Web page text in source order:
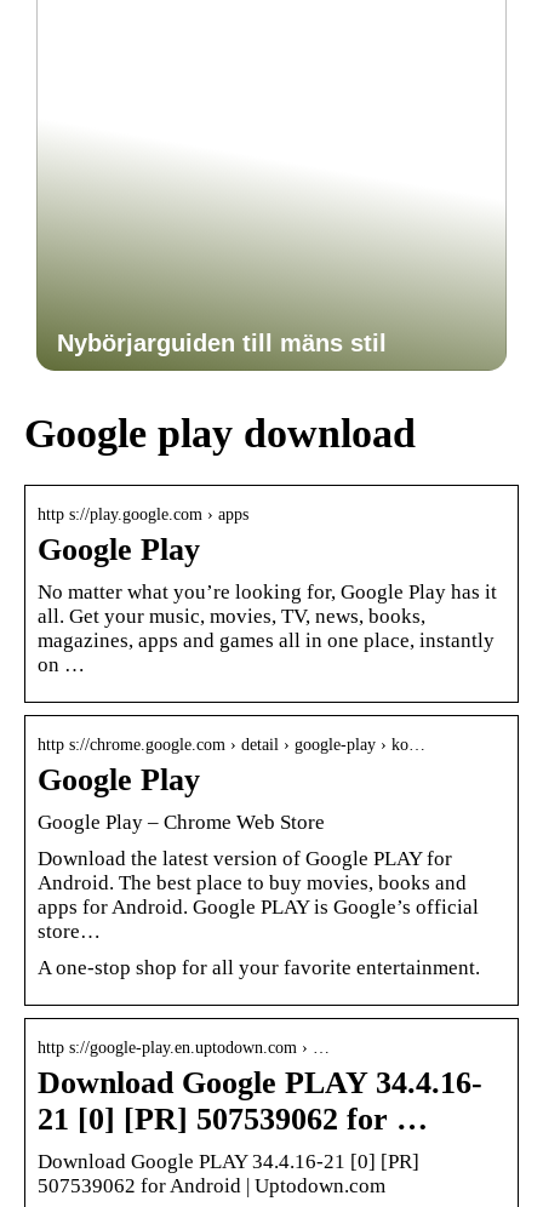
Nybörjarguiden till mäns stil
Google play download
http s://play.google.com › apps
Google Play
No matter what you’re looking for, Google Play has it
all. Get your music, movies, TV, news, books,
magazines, apps and games all in one place, instantly
on …
http s://chrome.google.com › detail › google-play › ko…
Google Play
Google Play – Chrome Web Store
Download the latest version of Google PLAY for
Android. The best place to buy movies, books and
apps for Android. Google PLAY is Google’s official
store…
A one-stop shop for all your favorite entertainment.
http s://google-play.en.uptodown.com › …
Download Google PLAY 34.4.16-
21 [0] [PR] 507539062 for …
Download Google PLAY 34.4.16-21 [0] [PR]
507539062 for Android | Uptodown.com